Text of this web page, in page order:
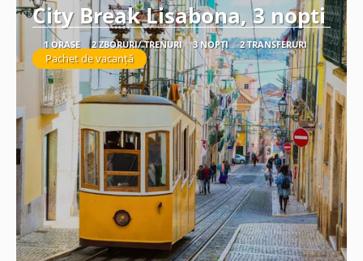
City Break Lisabona, 3 nopti
1 ORAȘE 2 ZBORURI/ TRENURI 3 NOPȚI 2 TRANSFERURI
Pachet de vacanță